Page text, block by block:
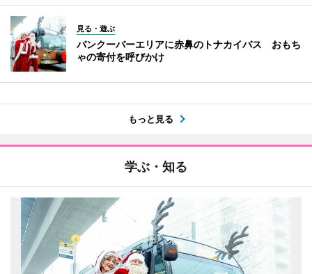
見る・遊ぶ
バンクーバーエリアに赤鼻のトナカイバス おもち
ゃの寄付を呼びかけ
もっと見る
学ぶ・知る